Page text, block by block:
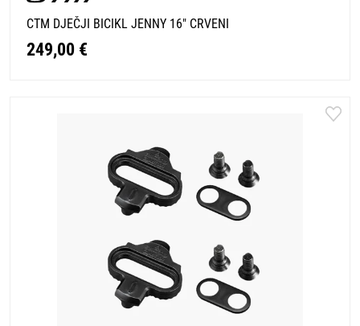
CTM DJEČJI BICIKL JENNY 16" CRVENI
249,00 €